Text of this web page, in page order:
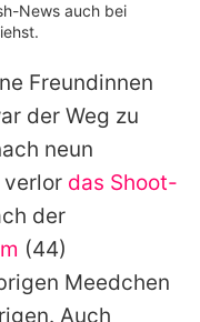
News auch bei
Freundinnen
der Weg zu
neun
verlor das Shoot-
der
(44)
Meedchen
Auch